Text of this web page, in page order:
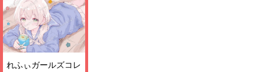
れふぃガールズコレ